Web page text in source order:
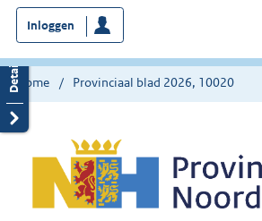
bent
nu
hier:
Inloggen
Home Provinciaal blad 2026, 10020